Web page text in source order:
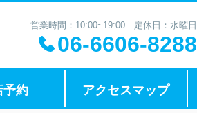
営業時間：10:00~19:00 定休日：水曜日
06-6606-8288
予約 アクセスマップ